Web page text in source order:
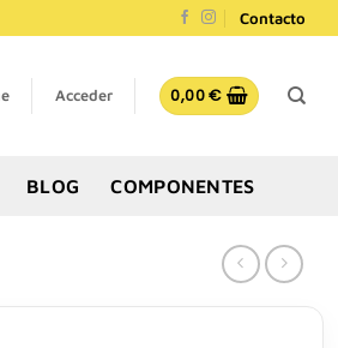
Contacto
Acceder 0,00€
BLOG COMPONENTES